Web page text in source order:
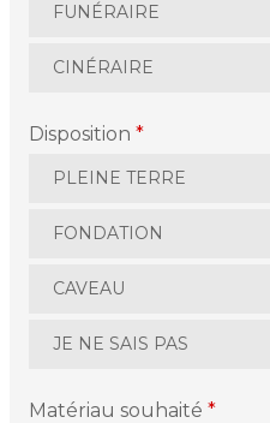
FUNÉRAIRE
CINÉRAIRE
Disposition*
PLEINE TERRE
FONDATION
CAVEAU
JE NE SAIS PAS
Matériau souhaité*